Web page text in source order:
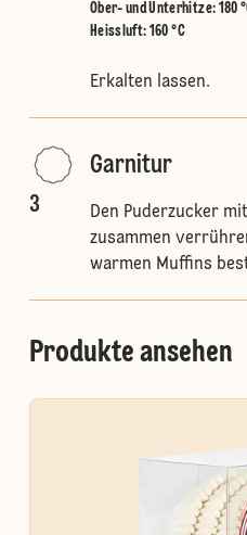
Ober- und Unterhitze: 180
Heissluft: 160 °C
Erkalten lassen.
3
Garnitur
Den Puderzucker
zusammen
warmen Muffins
Produkte ansehen